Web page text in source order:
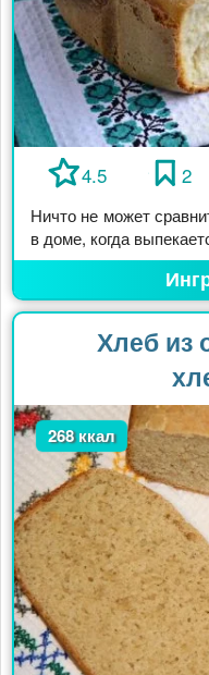
4.5 2
Ничто не может
в доме, когда
Хлеб из
268 ккал